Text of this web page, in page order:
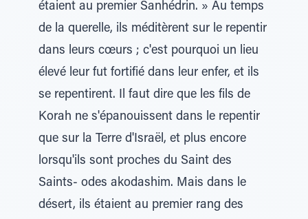
étaient au premier Sanhédrin. » Au temps
de la querelle, ils méditèrent sur le repentir
dans leurs cœurs ; c'est pourquoi un lieu
élevé leur fut fortifié dans leur enfer, et ils
se repentirent. Il faut dire que les fils de
Korah ne s'épanouissent dans le repentir
que sur la Terre d'Israël, et plus encore
lorsqu'ils sont proches du Saint des
Saints- odes akodashim. Mais dans le
désert, ils étaient au premier rang des